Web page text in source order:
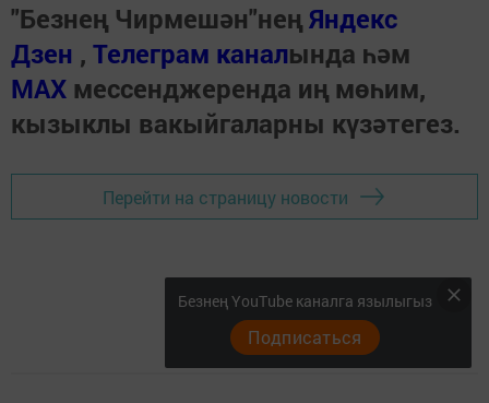
"Безнең Чирмешән"неңЯндекс
Дзен , Телеграм каналында һәм
МАХ мессенджеренда иң мөһим,
кызыклы вакыйгаларны күзәтегез.
Перейти на страницу новости
Безнең YouTube каналга язылыгыз
Подписаться